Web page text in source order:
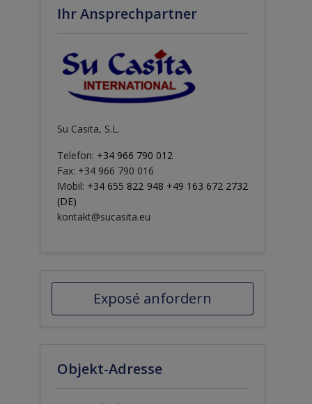
Ihr Ansprechpartner
Su Casita, S.L.
Telefon: +34 966 790 012
Fax: +34 966 790 016
Mobil: +34 655 822 948 +49 163 672 2732
(DE)
kontakt@sucasita.eu
Exposé anfordern
Objekt-Adresse